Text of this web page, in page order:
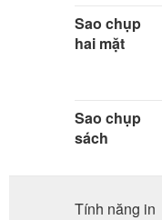
Sao chụp
hai mặt
Sao chụp
sách
Tính năng in